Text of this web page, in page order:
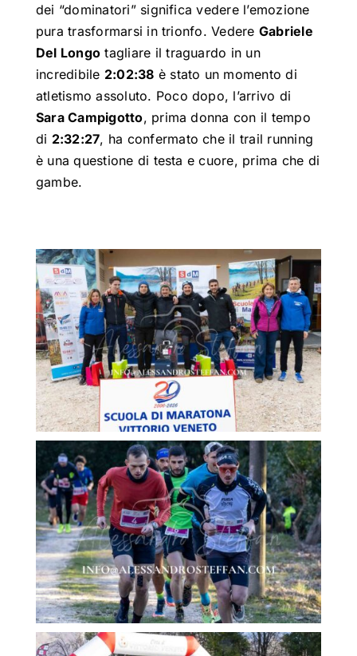
dei “dominatori” significa vedere l’emozione
pura trasformarsi in trionfo.Vedere Gabriele
Del Longo tagliare il traguardo in un
incredibile 2:02:38 è stato un momento di
atletismo assoluto. Poco dopo, l’arrivo di
Sara Campigotto, prima donna con il tempo
di 2:32:27, ha confermato che il trail running
è una questione di testa e cuore, prima che di
gambe.